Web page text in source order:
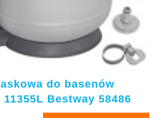
do basenów
Bestway 58486